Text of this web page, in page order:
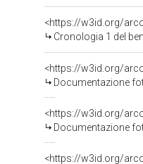
<https://w3id.org/
Cronologia 1 del
Documentazione
Documentazione